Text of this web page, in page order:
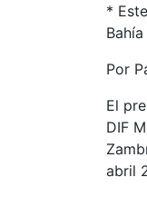
*
Por
El
DIF
abril